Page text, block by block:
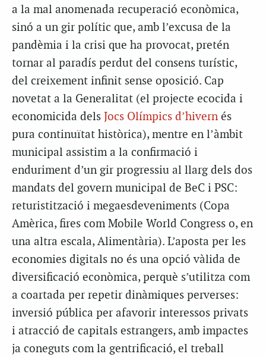
a la mal anomenada recuperació econòmica,
sinó a un gir polític que, amb l’excusa de la
pandèmia i la crisi que ha provocat, pretén
tornar al paradís perdut del consens turístic,
del creixement infinit sense oposició. Cap
novetat a la Generalitat (el projecte ecocida i
economicida dels Jocs Olímpics d’hivern és
pura continuïtat històrica), mentre en l’àmbit
municipal assistim a la confirmació i
enduriment d’un gir progressiu al llarg dels dos
mandats del govern municipal de BeC i PSC:
returistització i megaesdeveniments (Copa
Amèrica, fires com Mobile World Congress o, en
una altra escala, Alimentària). L’aposta per les
economies digitals no és una opció vàlida de
diversificació econòmica, perquè s’utilitza com
a coartada per repetir dinàmiques perverses:
inversió pública per afavorir interessos privats
i atracció de capitals estrangers, amb impactes
ja coneguts com la gentrificació, el treball